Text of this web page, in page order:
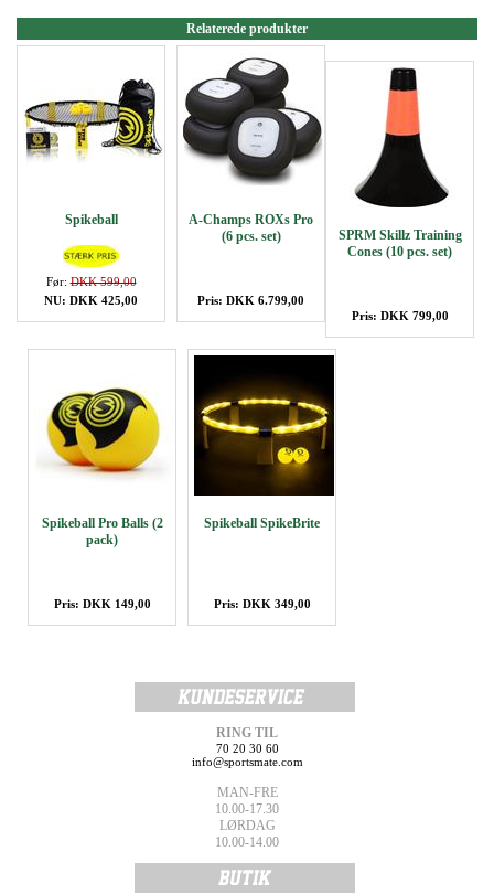
Relaterede produkter
Spikeball
Før:DKK 599,00
NU: DKK 425,00
A-Champs ROXs Pro
(6 pcs. set)
Pris: DKK 6.799,00
SPRM Skillz Training
Cones (10 pcs. set)
Pris: DKK 799,00
Spikeball Pro Balls (2
pack)
Pris: DKK 149,00
Spikeball SpikeBrite
Pris: DKK 349,00
RING TIL
70 20 30 60
info@sportsmate.com
MAN-FRE
10.00-17.30
LØRDAG
10.00-14.00